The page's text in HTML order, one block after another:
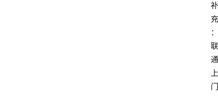
补
充
：
联
通
上
门